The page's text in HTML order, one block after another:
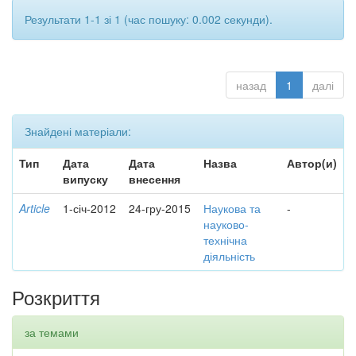
Результати 1-1 зі 1 (час пошуку: 0.002 секунди).
назад 1 далі
Знайдені матеріали:
Тип
Дата
випуску
Дата
внесення
Назва Автор(и)
Article 1-січ-2012 24-гру-2015
Наукова та
науково-
технічна
діяльність
-
Розкриття
за темами